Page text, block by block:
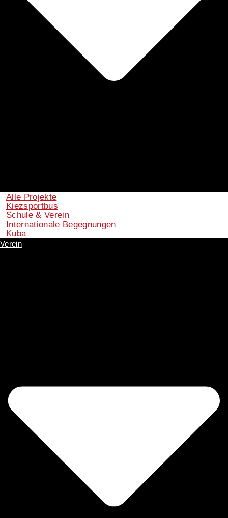
Alle Projekte
Kiezsportbus
Schule & Verein
Internationale Begegnungen
Kuba
Verein